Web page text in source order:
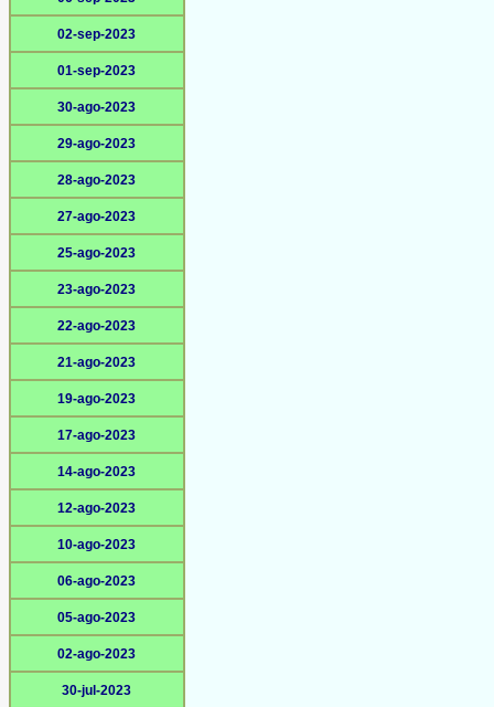
02-sep-2023
01-sep-2023
30-ago-2023
29-ago-2023
28-ago-2023
27-ago-2023
25-ago-2023
23-ago-2023
22-ago-2023
21-ago-2023
19-ago-2023
17-ago-2023
14-ago-2023
12-ago-2023
10-ago-2023
06-ago-2023
05-ago-2023
02-ago-2023
30-jul-2023